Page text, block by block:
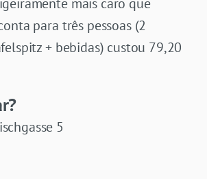
para três pessoas (2
+ bebidas) custou 79,20
5